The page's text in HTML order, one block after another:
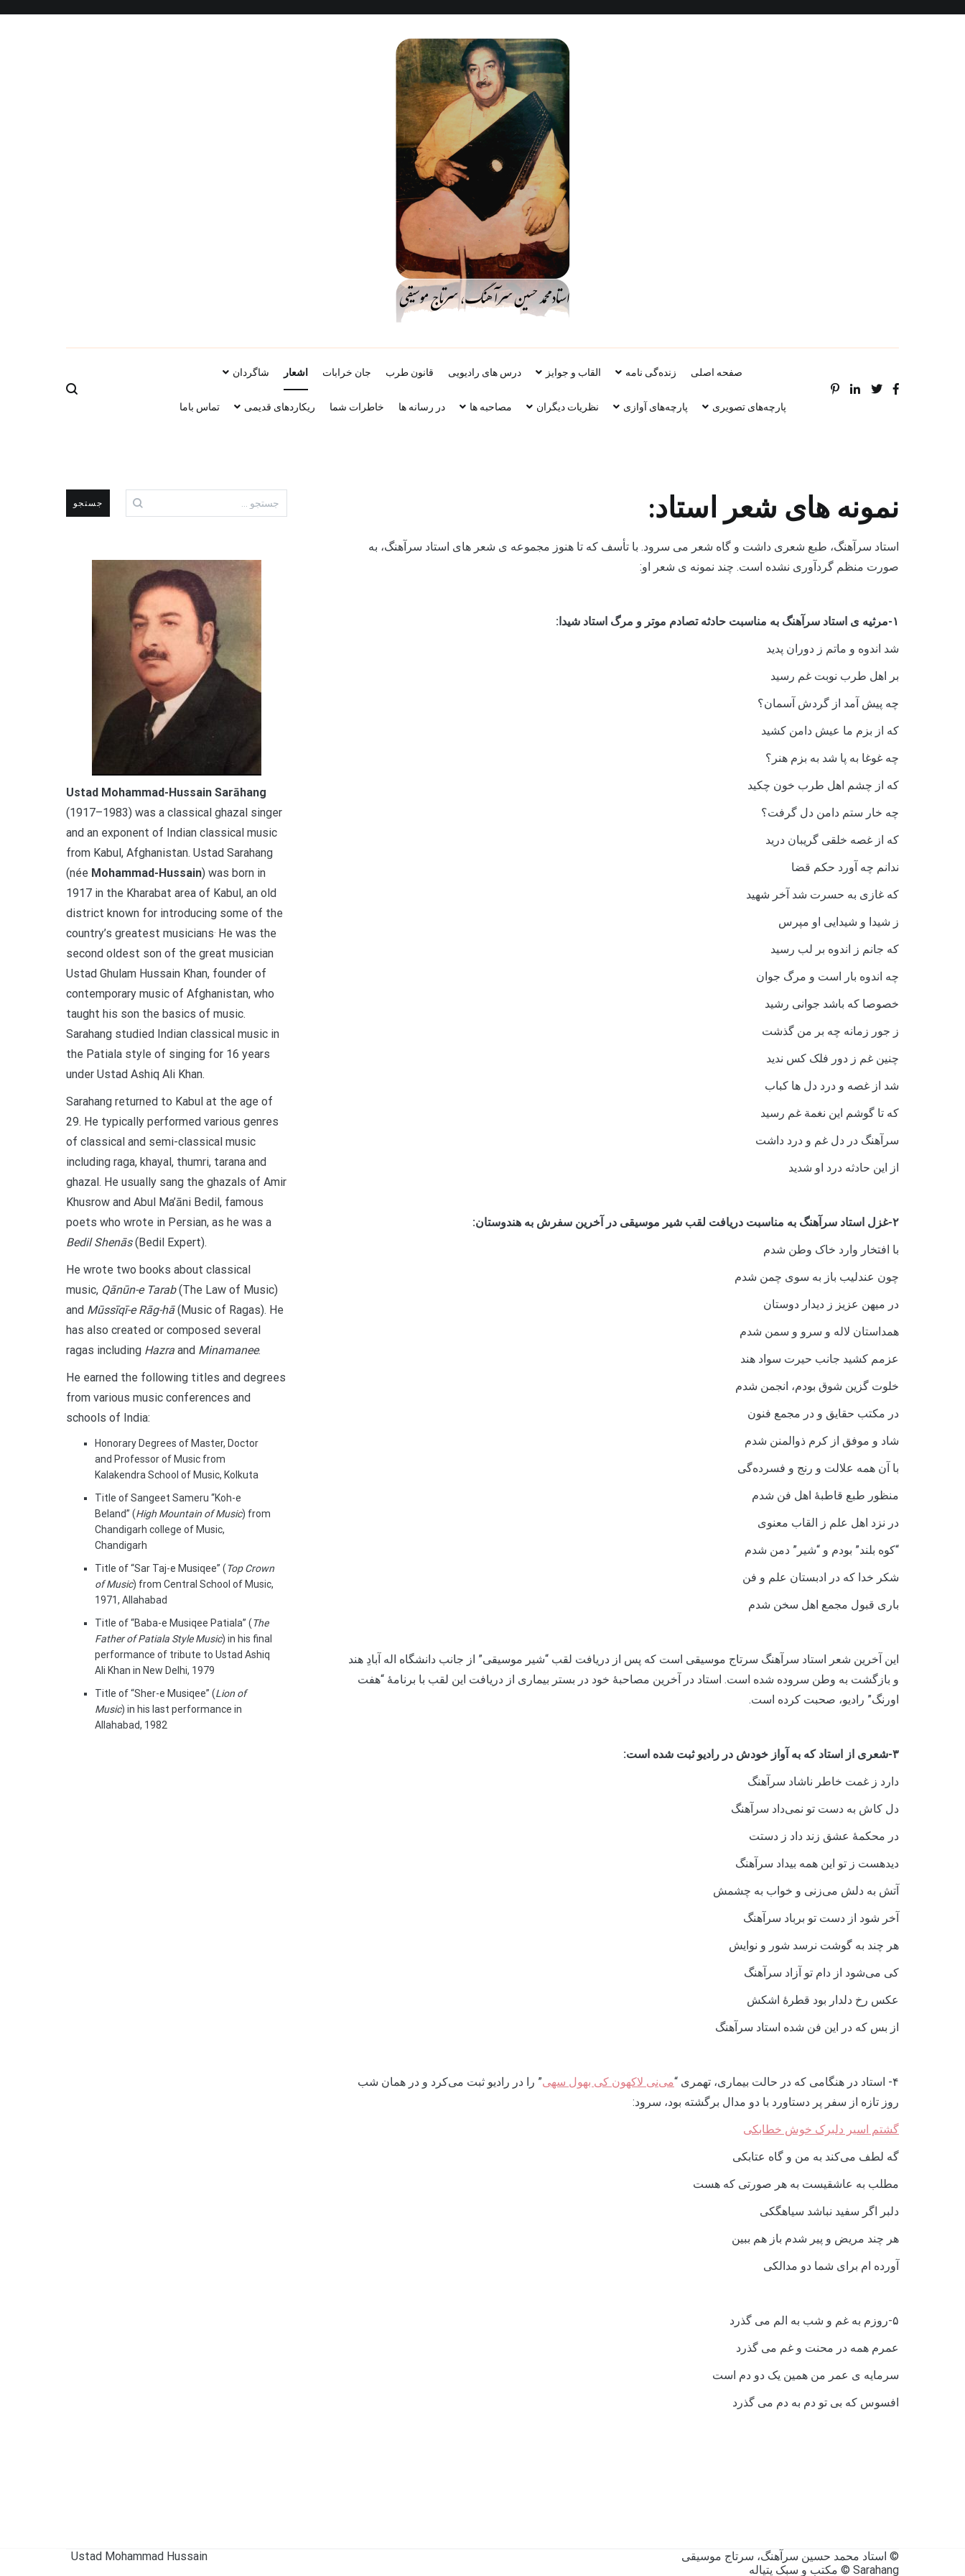
ویب سایت استاد محمد حسین سراهنگ، سرتاج موسیقی صفحه اصلی زنده‌گی نامه القاب و جوایز درس های رادیویی قانون طرب جان خرابات اشعار شاگردان
پارچه‌های تصویری پارچه‌های آوازی نظریات دیگران مصاحبه ها در رسانه ها خاطرات شما ریکاردهای قدیمی تماس باما
نمونه های شعر استاد:
استاد سرآهنگ، طبع شعری داشت و گاه شعر می سرود. با تأسف که تا هنوز مجموعه ی شعر های استاد سرآهنگ، به
صورت منظم گردآوری نشده است. چند نمونه ی شعر او:
۱-مرثیه ی استاد سرآهنگ به مناسبت حادثه تصادم موتر و مرگ استاد شیدا:
شد اندوه و ماتم ز دوران پدید
بر اهل طرب نوبت غم رسید
چه پیش آمد از گردش آسمان؟
که از بزم ما عیش دامن کشید
چه غوغا به پا شد به بزم هنر؟
که از چشم اهل طرب خون چکید
چه خار ستم دامن دل گرفت؟
که از غصه خلقی گریبان درید
ندانم چه آورد حکم قضا
که غازی به حسرت شد آخر شهید
ز شیدا و شیدایی او مپرس
که جانم ز اندوه بر لب رسید
چه اندوه بار است و مرگ جوان
خصوصا که باشد جوانی رشید
ز جور زمانه چه بر من گذشت
چنین غم ز دور فلک کس ندید
شد از غصه و درد دل ها کباب
که تا گوشم این نغمة غم رسید
سرآهنگ در دل غم و درد داشت
از این حادثه درد او شدید
۲-غزل استاد سرآهنگ به مناسبت دریافت لقب شیر موسیقی در آخرین سفرش به هندوستان:
با افتخار وارد خاک وطن شدم
چون عندلیب باز به سوی چمن شدم
در میهن عزیز ز دیدار دوستان
همداستان لاله و سرو و سمن شدم
عزمم کشید جانب حیرت سواد هند
خلوت گزین شوق بودم، انجمن شدم
در مکتب حقایق و در مجمع فنون
شاد و موفق از کرم ذوالمنن شدم
با آن همه علالت و رنج و فسرده‌گی
منظور طبع قاطبۀ اهل فن شدم
در نزد اهل علم ز القاب معنوی
“کوه بلند” بودم و “شیر” دمن شدم
شکر خدا که در ادبستان علم و فن
باری قبول مجمع اهل سخن شدم
این آخرین شعر استاد سرآهنگ سرتاج موسیقی است که پس از دریافت لقب “شیر موسیقی” از جانب دانشگاه اله آبادِ هند
و بازگشت به وطن سروده شده است. استاد در آخرین مصاحبۀ خود در بستر بیماری از دریافت این لقب با برنامۀ “هفت
اورنگ” رادیو، صحبت کرده است.
۳-شعری از استاد که به آواز خودش در رادیو ثبت شده است:
دارد ز غمت خاطر ناشاد سرآهنگ
دل کاش به دست تو نمی‌داد سرآهنگ
در محکمۀ عشق زند داد ز دستت
دیده­ست ز تو این همه بیداد سرآهنگ
آتش به دلش می‌زنی و خواب به چشمش
آخر شود از دست تو برباد سرآهنگ
هر چند به گوشت نرسد شور و نوایش
کی می‌شود از دام تو آزاد سرآهنگ
عکس رخ دلدار بود قطرۀ اشکش
از بس که در این فن شده استاد سرآهنگ
۴- استاد در هنگامی که در حالت بیماری، تهمری “ می‌نی لاکهون کی بهول سهی” را در رادیو ثبت می‌کرد و در همان شب
روز تازه از سفر پر دستاورد با دو مدال برگشته بود، سرود:
گشتم اسیر دلبرک خوش خطابکی
گه لطف می‌کند به من و گاه عتابکی
مطلب به عاشقیست به هر صورتی که هست
دلبر اگر سفید نباشد سیاه­گکی
هر چند مریض و پیر شدم باز هم ببین
آورده ام برای شما دو مدالکی
۵-روزم به غم و شب به الم می گذرد
عمرم همه در محنت و غم می گذرد
سرمایه ی عمر من همین یک دو دم است
افسوس که بی تو دم به دم می گذرد
برای:
Ustad Mohammad-Hussain Sarāhang
(1917–1983) was a classical ghazal singer
and an exponent of Indian classical music
from Kabul, Afghanistan. Ustad Sarahang
(née Mohammad-Hussain) was born in
1917 in the Kharabat area of Kabul, an old
district known for introducing some of the
country’s greatest musicians. He was the
second oldest son of the great musician
Ustad Ghulam Hussain Khan, founder of
contemporary music of Afghanistan, who
taught his son the basics of music.
Sarahang studied Indian classical music in
the Patiala style of singing for 16 years
under Ustad Ashiq Ali Khan.
Sarahang returned to Kabul at the age of
29. He typically performed various genres
of classical and semi-classical music
including raga, khayal, thumri, tarana and
ghazal. He usually sang the ghazals of Amir
Khusrow and Abul Ma’āni Bedil, famous
poets who wrote in Persian, as he was a
Bedil Shenās(Bedil Expert).
He wrote two books about classical
music, Qānūn-e Tarab(The Law of Music)
and Mūssīqī-e Rāg-hā(Music of Ragas). He
has also created or composed several
ragas including Hazra and Minamanee.
He earned the following titles and degrees
from various music conferences and
schools of India:
Honorary Degrees of Master, Doctor
and Professor of Music from
Kalakendra School of Music, Kolkuta
Title of Sangeet Sameru “Koh-e
Beland” (High Mountain of Music) from
Chandigarh college of Music,
Chandigarh
Title of “Sar Taj-e Musiqee” (Top Crown
of Music) from Central School of Music,
1971, Allahabad
Title of “Baba-e Musiqee Patiala” (The
Father of Patiala Style Music) in his final
performance of tribute to Ustad Ashiq
Ali Khan in New Delhi, 1979
Title of “Sher-e Musiqee” (Lion of
Music) in his last performance in
Allahabad, 1982
© استاد محمد حسین سرآهنگ، سرتاج موسیقی Ustad Mohammad Hussain
Sarahang ©
مکتب و سبک پتیاله